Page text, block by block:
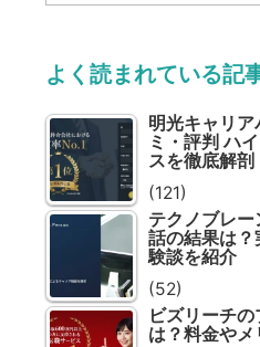
ー
よく読まれている記
明光キャリア
ミ・評判 ハ
スを徹底解剖
(121)
テクノブレ
話の結果は
験談を紹介
(52)
ビズリーチ
は？料金や